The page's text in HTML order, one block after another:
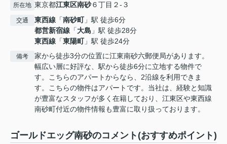
所在地 東京都江東区南砂６丁目２-３
交通 東西線 「南砂町」駅 徒歩6分
都営新宿線 「大島 」駅 徒歩28分
東西線 「東陽町」駅 徒歩24分
備考
家から徒歩3分の位置に江東南砂六郵便局があります。
幅広い層に好評な、駅から徒歩6分に立地する物件で
す。こちらのアパートからなら、2沿線を利用できま
す。こちらの物件はアパートです。当社は、経験と知識
が豊富なスタッフが多く在籍しており、江東区や東西線
南砂町付近の物件情報も豊富に取り扱っております。
ゴールドエッグ南砂のコメント(おすすめポイント)